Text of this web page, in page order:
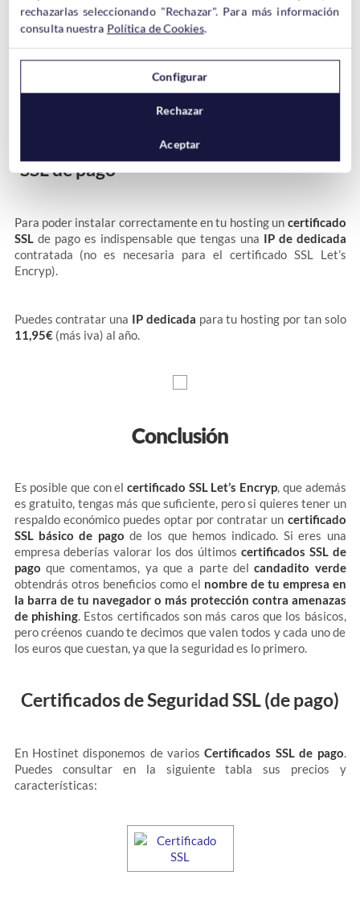
En un par de certificados SSL habrás visto que pone la coletilla
de“Wildcard”y tal vez te estés preguntando a que se debe.
subdominios que lo componen.
A tener en cuenta sobre los certificados
SSL de pago
Para poder instalar correctamente en tu hosting un certificado
SSLde pago es indispensable que tengas una IP de dedicada
contratada (no es necesaria para el certificado SSL Let’s
Encryp).
Puedes contratar una IP dedicada para tu hosting por tan solo
11,95€(más iva) al año.
Conclusión
Es posible que con el certificado SSL Let’s Encryp, que además
es gratuito, tengas más que suficiente, pero si quieres tener un
respaldo económico puedes optar por contratar un certificado
SSL básico de pago de los que hemos indicado. Si eres una
empresa deberías valorar los dos últimos certificados SSL de
pago que comentamos, ya que a parte delcandadito verde
obtendrás otros beneficios como el nombre de tu empresa en
la barra de tu navegador o más protección contra amenazas
de phishing. Estos certificados son más caros que los básicos,
pero créenos cuando te decimos que valen todos y cada uno de
los euros que cuestan, ya que la seguridad es lo primero.
Certificados de Seguridad SSL (de pago)
En Hostinet disponemos de variosCertificados SSL de pago.
Puedes consultar en la siguiente tabla sus precios y
características:
rechazarlas seleccionando "Rechazar". Para más información
consulta nuestra Política de Cookies.
Configurar
Rechazar
Aceptar